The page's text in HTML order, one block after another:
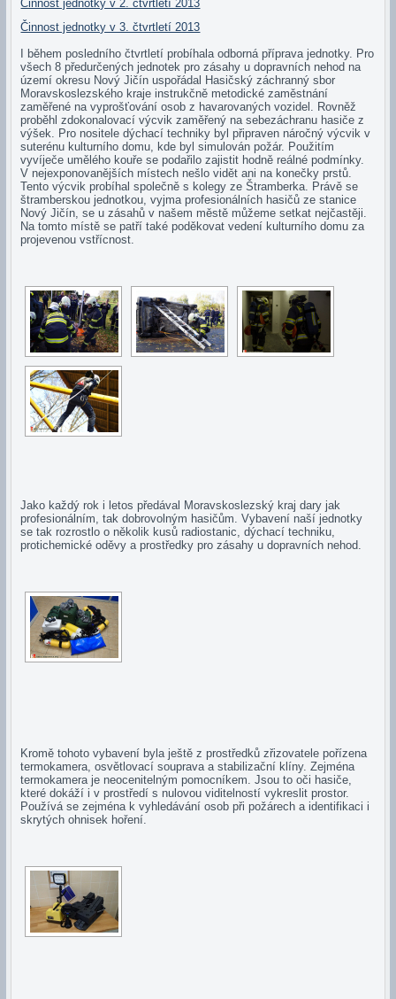
Činnost jednotky v 2. čtvrtletí 2013
Činnost jednotky v 3. čtvrtletí 2013
I během posledního čtvrtletí probíhala odborná příprava jednotky. Pro
všech 8 předurčených jednotek pro zásahy u dopravních nehod na
území okresu Nový Jičín uspořádal Hasičský záchranný sbor
Moravskoslezského kraje instrukčně metodické zaměstnání
zaměřené na vyprošťování osob z havarovaných vozidel. Rovněž
proběhl zdokonalovací výcvik zaměřený na sebezáchranu hasiče z
výšek. Pro nositele dýchací techniky byl připraven náročný výcvik v
suterénu kulturního domu, kde byl simulován požár. Použitím
vyvíječe umělého kouře se podařilo zajistit hodně reálné podmínky.
V nejexponovanějších místech nešlo vidět ani na konečky prstů.
Tento výcvik probíhal společně s kolegy ze Štramberka. Právě se
štramberskou jednotkou, vyjma profesionálních hasičů ze stanice
Nový Jičín, se u zásahů v našem městě můžeme setkat nejčastěji.
Na tomto místě se patří také poděkovat vedení kulturního domu za
projevenou vstřícnost.
Jako každý rok i letos předával Moravskoslezský kraj dary jak
profesionálním, tak dobrovolným hasičům. Vybavení naší jednotky
se tak rozrostlo o několik kusů radiostanic, dýchací techniku,
protichemické oděvy a prostředky pro zásahy u dopravních nehod.
Kromě tohoto vybavení byla ještě z prostředků zřizovatele pořízena
termokamera, osvětlovací souprava a stabilizační klíny. Zejména
termokamera je neocenitelným pomocníkem. Jsou to oči hasiče,
které dokáží i v prostředí s nulovou viditelností vykreslit prostor.
Používá se zejména k vyhledávání osob při požárech a identifikaci i
skrytých ohnisek hoření.